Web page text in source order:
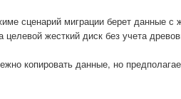
сценарий миграции берет данные с
целевой жесткий диск без учета
копировать данные, но